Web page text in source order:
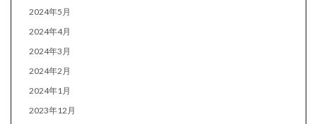
2024年5月
2024年4月
2024年3月
2024年2月
2024年1月
2023年12月